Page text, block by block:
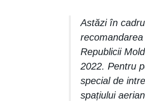
Astăzi în
Republicii
2022. Pentru
special de
spațiului